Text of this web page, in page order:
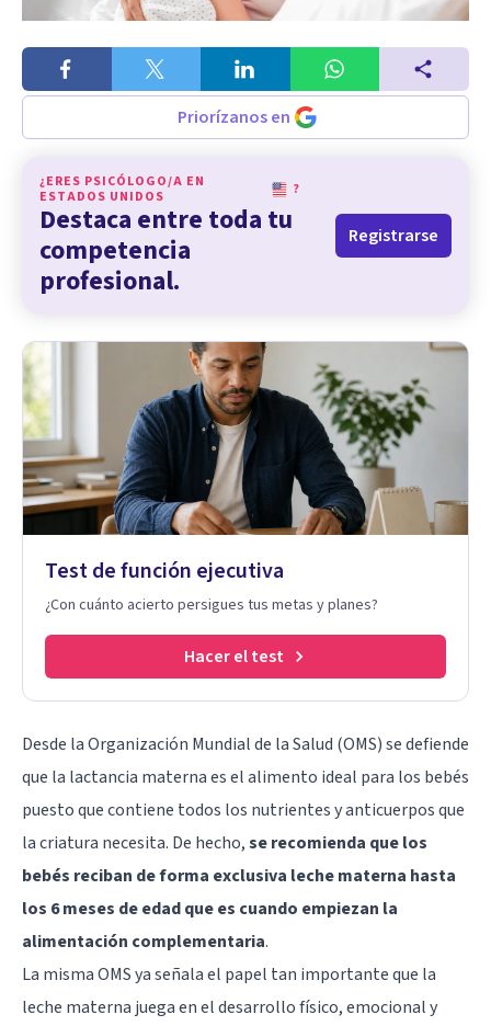
Priorízanos en
¿ERES PSICÓLOGO/A EN
ESTADOS UNIDOS
?
Destaca entre toda tu
competencia
profesional.
Registrarse
Test de función ejecutiva
¿Con cuánto acierto persigues tus metas y planes?
Hacer el test
Desde la Organización Mundial de la Salud (OMS) se defiende
que la lactancia materna es el alimento ideal para los bebés
puesto que contiene todos los nutrientes y anticuerpos que
la criatura necesita. De hecho,se recomienda que los
bebés reciban de forma exclusiva leche materna hasta
los 6 meses de edad que es cuando empiezan la
alimentación complementaria.
La misma OMS ya señala el papel tan importante que la
leche materna juega en el desarrollo físico, emocional y